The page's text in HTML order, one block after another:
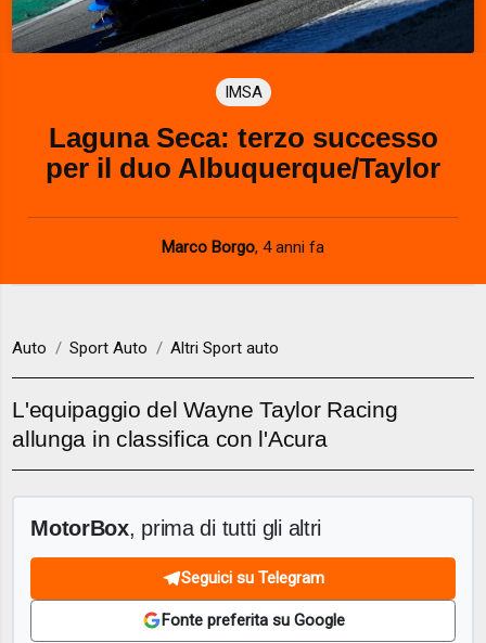
IMSA
Laguna Seca: terzo successo
per il duo Albuquerque/Taylor
Marco Borgo, 4 anni fa
Auto Sport Auto Altri Sport auto
L'equipaggio del Wayne Taylor Racing
allunga in classifica con l'Acura
MotorBox, prima di tutti gli altri
Seguici su Telegram
Fonte preferita su Google